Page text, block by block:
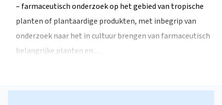
– farmaceutisch onderzoek op het gebied van tropische
planten of plantaardige produkten, met inbegrip van
onderzoek naar het in cultuur brengen van farmaceutisch
belangrijke planten en…